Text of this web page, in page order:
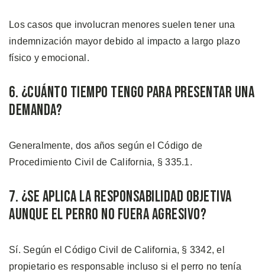
Los casos que involucran menores suelen tener una
indemnización mayor debido al impacto a largo plazo
físico y emocional.
6. ¿Cuánto Tiempo Tengo Para Presentar una
Demanda?
Generalmente, dos años según el Código de
Procedimiento Civil de California, § 335.1.
7. ¿Se Aplica la Responsabilidad Objetiva
Aunque el Perro no Fuera Agresivo?
Sí. Según el Código Civil de California, § 3342, el
propietario es responsable incluso si el perro no tenía